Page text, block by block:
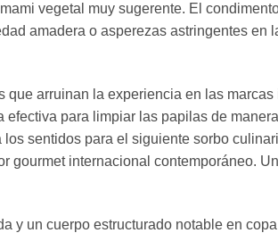
vegetal muy sugerente. El
amadera o asperezas astringentes en
arruinan la experiencia en las
para limpiar las papilas de
sentidos para el siguiente sorbo
gourmet internacional contemporáneo.
y un cuerpo estructurado notable en